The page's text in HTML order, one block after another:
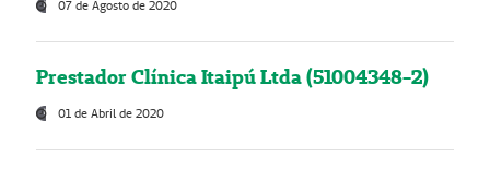
07 de Agosto de 2020
Prestador Clínica Itaipú Ltda (51004348-2)
01 de Abril de 2020